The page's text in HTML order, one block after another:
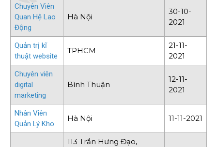
Chuyên Viên
Quan Hệ Lao
Động
Hà Nội
30-10-
2021
Quản trị kĩ
thuật website
TPHCM
21-11-
2021
Chuyên viên
digital
marketing
Bình Thuận
12-11-
2021
Nhân Viên
Quản Lý Kho
Hà Nội 11-11-2021
113 Trần Hưng Đạo,